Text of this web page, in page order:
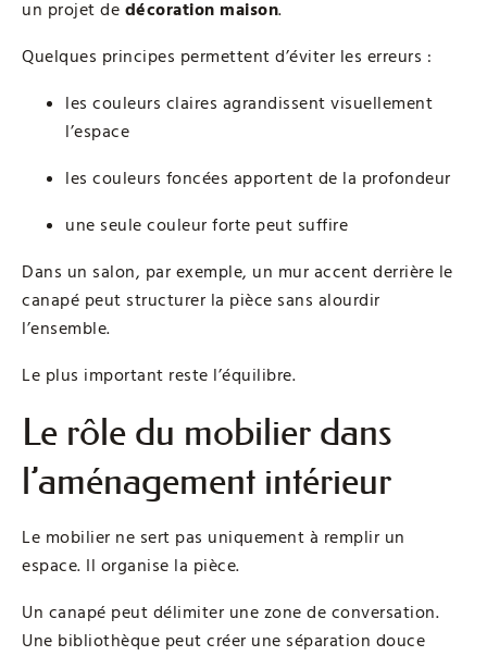
un projet de décoration maison.
Quelques principes permettent d’éviter les erreurs :
les couleurs claires agrandissent visuellement
l’espace
les couleurs foncées apportent de la profondeur
une seule couleur forte peut suffire
Dans un salon, par exemple, un mur accent derrière le
canapé peut structurer la pièce sans alourdir
l’ensemble.
Le plus important reste l’équilibre.
Le rôle du mobilier dans
l’aménagement intérieur
Le mobilier ne sert pas uniquement à remplir un
espace. Il organise la pièce.
Un canapé peut délimiter une zone de conversation.
Une bibliothèque peut créer une séparation douce